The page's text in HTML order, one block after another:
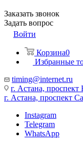
Заказать звонок
Задать вопрос
Войти
Корзина0
Избранные
timing@internet.ru
г. Астана,
г. Астана, проспект
Instagram
Telegram
WhatsApp